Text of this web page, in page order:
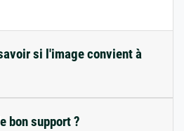
si l'image convient à
bon support ?